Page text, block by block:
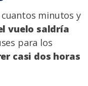
minutos y
vuelo saldría
para los
casi dos horas